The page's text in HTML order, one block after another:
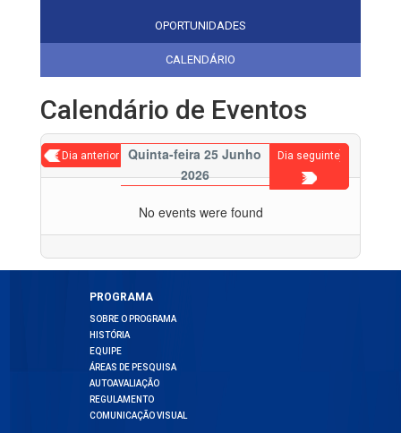
OPORTUNIDADES
CALENDÁRIO
Calendário de Eventos
< Dia anterior
Quinta-feira 25 Junho
2026
Dia seguinte
>
No events were found
PROGRAMA
SOBRE O PROGRAMA
HISTÓRIA
EQUIPE
ÁREAS DE PESQUISA
AUTOAVALIAÇÃO
REGULAMENTO
COMUNICAÇÃO VISUAL